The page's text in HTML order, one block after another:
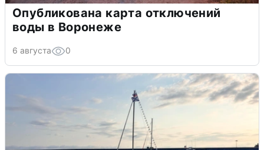
Опубликована карта отключений
воды в Воронеже
6 августа 0